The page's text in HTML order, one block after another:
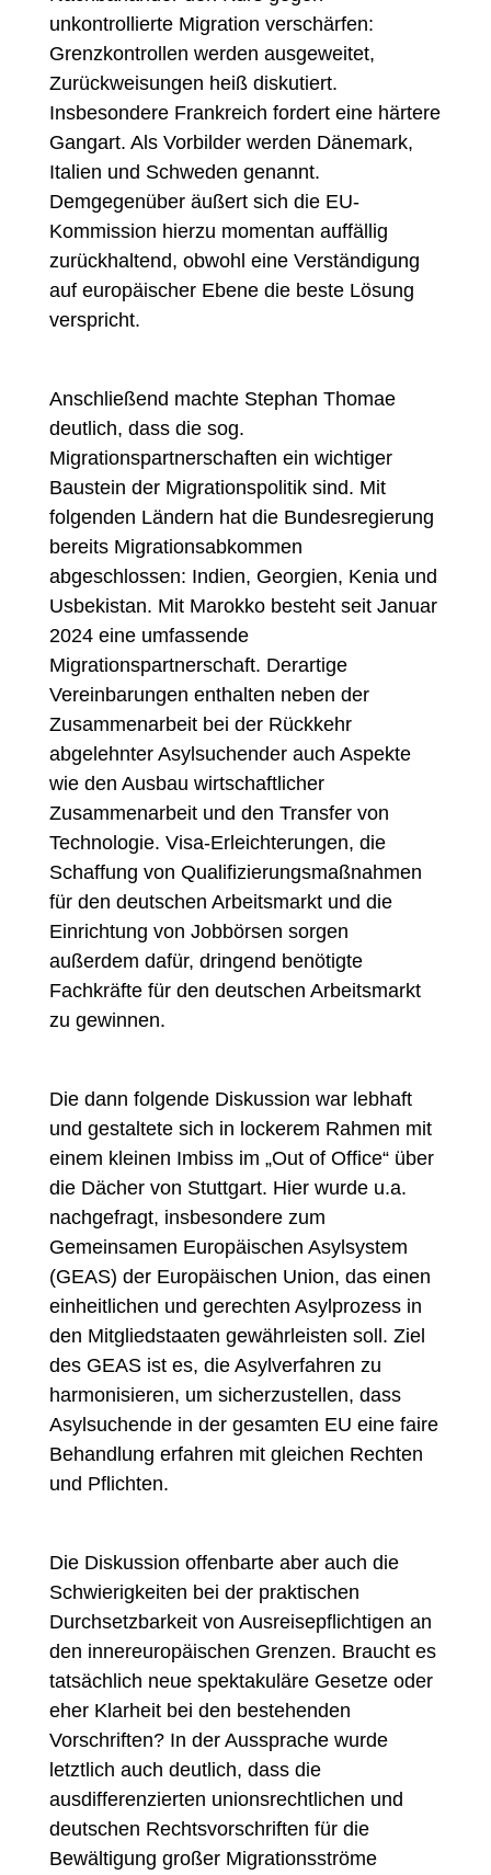
unkontrollierte Migration verschärfen:
Grenzkontrollen werden ausgeweitet,
Zurückweisungen heiß diskutiert.
Insbesondere Frankreich fordert eine härtere
Gangart. Als Vorbilder werden Dänemark,
Italien und Schweden genannt.
Demgegenüber äußert sich die EU-
Kommission hierzu momentan auffällig
zurückhaltend, obwohl eine Verständigung
auf europäischer Ebene die beste Lösung
verspricht.
Anschließend machte Stephan Thomae
deutlich, dass die sog.
Migrationspartnerschaften ein wichtiger
Baustein der Migrationspolitik sind. Mit
folgenden Ländern hat die Bundesregierung
bereits Migrationsabkommen
abgeschlossen: Indien, Georgien, Kenia und
Usbekistan. Mit Marokko besteht seit Januar
2024 eine umfassende
Migrationspartnerschaft. Derartige
Vereinbarungen enthalten neben der
Zusammenarbeit bei der Rückkehr
abgelehnter Asylsuchender auch Aspekte
wie den Ausbau wirtschaftlicher
Zusammenarbeit und den Transfer von
Technologie. Visa-Erleichterungen, die
Schaffung von Qualifizierungsmaßnahmen
für den deutschen Arbeitsmarkt und die
Einrichtung von Jobbörsen sorgen
außerdem dafür, dringend benötigte
Fachkräfte für den deutschen Arbeitsmarkt
zu gewinnen.
Die dann folgende Diskussion war lebhaft
und gestaltete sich in lockerem Rahmen mit
einem kleinen Imbiss im „Out of Office“ über
die Dächer von Stuttgart. Hier wurde u.a.
nachgefragt, insbesondere zum
Gemeinsamen Europäischen Asylsystem
(GEAS) der Europäischen Union, das einen
einheitlichen und gerechten Asylprozess in
den Mitgliedstaaten gewährleisten soll. Ziel
des GEAS ist es, die Asylverfahren zu
harmonisieren, um sicherzustellen, dass
Asylsuchende in der gesamten EU eine faire
Behandlung erfahren mit gleichen Rechten
und Pflichten.
Die Diskussion offenbarte aber auch die
Schwierigkeiten bei der praktischen
Durchsetzbarkeit von Ausreisepflichtigen an
den innereuropäischen Grenzen. Braucht es
tatsächlich neue spektakuläre Gesetze oder
eher Klarheit bei den bestehenden
Vorschriften? In der Aussprache wurde
letztlich auch deutlich, dass die
ausdifferenzierten unionsrechtlichen und
deutschen Rechtsvorschriften für die
Bewältigung großer Migrationsströme